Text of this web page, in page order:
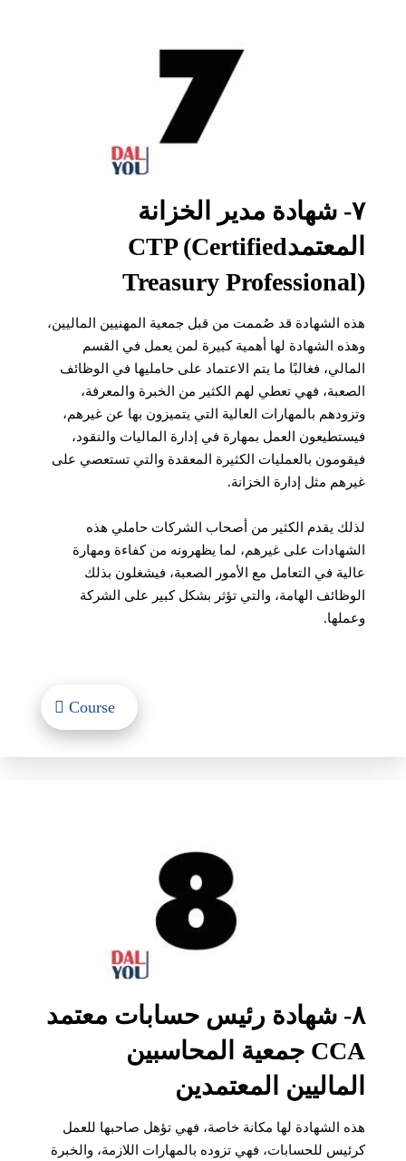
٧- شهادة مدير الخزانة
المعتمدCTP (Certified
Treasury Professional)‏
هذه الشهادة قد صُممت من قبل جمعية المهنيين الماليين،
وهذه الشهادة لها أهمية كبيرة لمن يعمل في القسم
المالي، فغالبًا ما يتم الاعتماد على حامليها في الوظائف
الصعبة، فهي تعطي لهم الكثير من الخبرة والمعرفة،
وتزودهم بالمهارات العالية التي يتميزون بها عن غيرهم،
فيستطيعون العمل بمهارة في إدارة الماليات والنقود،
فيقومون بالعمليات الكثيرة المعقدة والتي تستعصي على
غيرهم مثل إدارة الخزانة.
لذلك يقدم الكثير من أصحاب الشركات حاملي هذه
الشهادات على غيرهم، لما يظهرونه من كفاءة ومهارة
عالية في التعامل مع الأمور الصعبة، فيشغلون بذلك
الوظائف الهامة، والتي تؤثر بشكل كبير على الشركة
وعملها.
Course
٨- شهادة رئيس حسابات معتمد
CCA جمعية المحاسبين
الماليين المعتمدين
هذه الشهادة لها مكانة خاصة، فهي تؤهل صاحبها للعمل
كرئيس للحسابات، فهي تزوده بالمهارات اللازمة، والخبرة